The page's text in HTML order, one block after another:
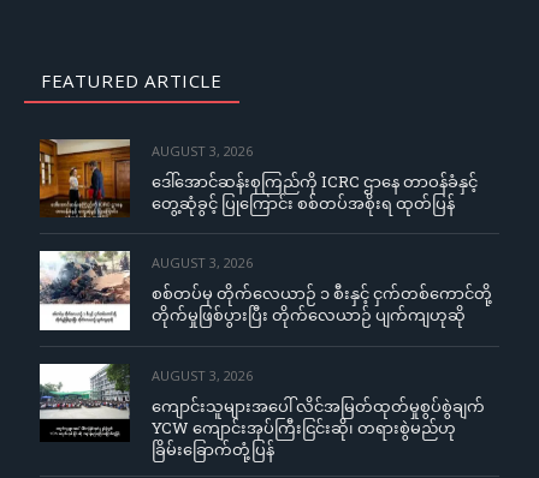
FEATURED ARTICLE
AUGUST 3, 2026
ဒေါ်အောင်ဆန်းစုကြည်ကို ICRC ဌာနေ တာဝန်ခံနှင့်
တွေ့ဆုံခွင့် ပြုကြောင်း စစ်တပ်အစိုးရ ထုတ်ပြန်
AUGUST 3, 2026
စစ်တပ်မှ တိုက်လေယာဉ် ၁ စီးနှင့် ငှက်တစ်ကောင်တို့
တိုက်မှုဖြစ်ပွားပြီး တိုက်လေယာဉ် ပျက်ကျဟုဆို
AUGUST 3, 2026
ကျောင်းသူများအပေါ် လိင်အမြတ်ထုတ်မှုစွပ်စွဲချက်
YCW ကျောင်းအုပ်ကြီးငြင်းဆို၊ တရားစွဲမည်ဟု
ခြိမ်းခြောက်တုံ့ပြန်